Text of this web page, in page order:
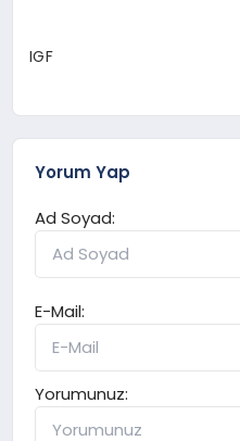
IGF
Yorum Yap
Ad Soyad:
E-Mail:
Yorumunuz: